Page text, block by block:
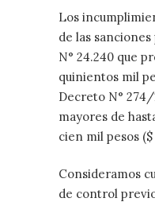
Los
de las
N° 24.240 que
quinientos mil
Decreto N°
mayores de
cien mil pesos
Consideramos
de control